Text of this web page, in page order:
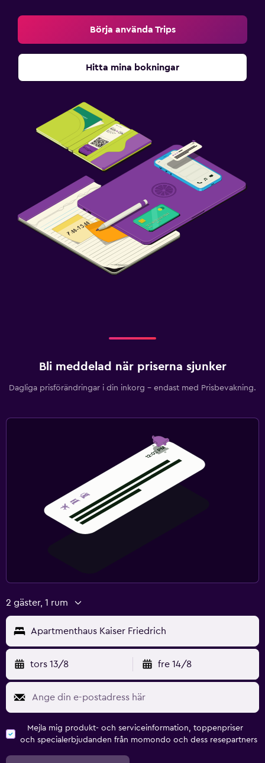
Börja använda Trips
Hitta mina bokningar
Bli meddelad när priserna sjunker
Dagliga prisförändringar i din inkorg – endast med Prisbevakning.
2 gäster, 1 rum
Apartmenthaus Kaiser Friedrich
tors 13/8 fre 14/8
Mejla mig produkt- och serviceinformation, toppenpriser
och specialerbjudanden från momondo och dess resepartners